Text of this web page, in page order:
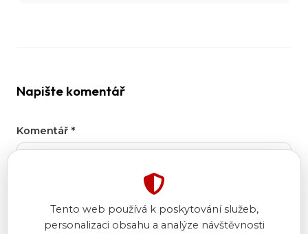
Napište komentář
Komentář *
Tento web používá k poskytování služeb,
personalizaci obsahu a analýze návštěvnosti